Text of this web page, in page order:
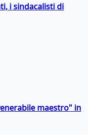
i sindacalisti di
maestro" in